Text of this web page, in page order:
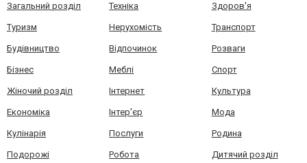
Загальний розділ Техніка Здоров'я
Туризм Нерухомість Транспорт
Будівництво Відпочинок Розваги
Бізнес Меблі Спорт
Жіночий розділ Інтернет Культура
Економіка Інтер'єр Мода
Кулінарія Послуги Родина
Подорожі Робота Дитячий розділ